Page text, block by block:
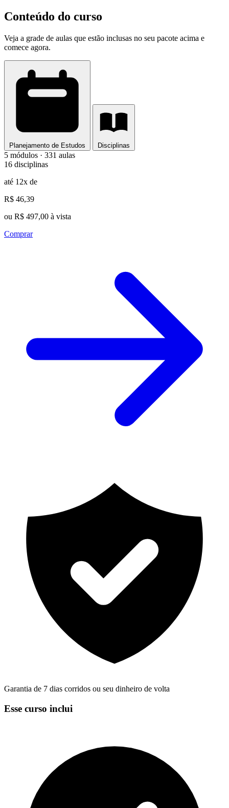
Conteúdo do curso
Veja a grade de aulas que estão inclusas no seu pacote acima e
comece agora.
Planejamento de Estudos Disciplinas
5 módulos · 331 aulas
16 disciplinas
até 12x de
R$ 46,39
ou R$ 497,00 à vista
Comprar
Garantia de 7 dias corridos ou seu dinheiro de volta
Esse curso inclui